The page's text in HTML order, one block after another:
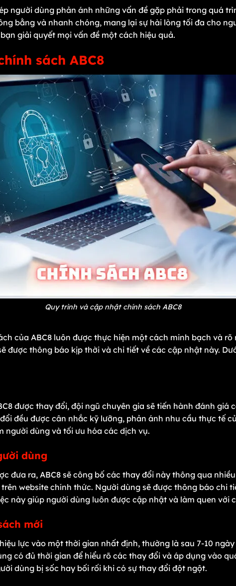
người dùng phản ánh những vấn đề gặp phải trong quá
bằng và nhanh chóng, mang lại sự hài lòng tối đa cho
giải quyết mọi vấn đề một cách hiệu quả.
sách ABC8
Quy trình và cập nhật chính sách ABC8
của ABC8 luôn được thực hiện một cách minh bạch và
được thông báo kịp thời và chi tiết về các cập nhật này.
được thay đổi, đội ngũ chuyên gia sẽ tiến hành đánh giá
đều được cân nhắc kỹ lưỡng, phản ánh nhu cầu thực tế
người dùng và tối ưu hóa các dịch vụ.
dùng
đưa ra, ABC8 sẽ công bố các thay đổi này thông qua
website chính thức. Người dùng sẽ được thông báo chi
này giúp người dùng luôn được cập nhật và làm quen với
mới
lực vào một thời gian nhất định, thường là sau 7-10
có đủ thời gian để hiểu rõ các thay đổi và áp dụng vào
dùng bị sốc hay bối rối khi có sự thay đổi đột ngột.